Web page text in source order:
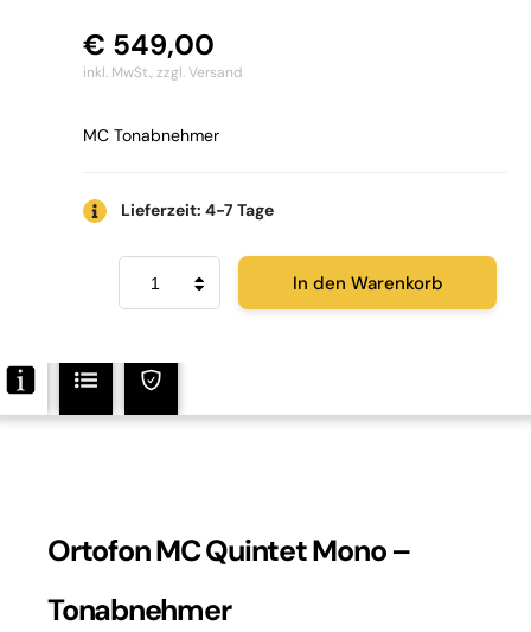
€ 549,00
inkl. MwSt.,zzgl. Versand
MC Tonabnehmer
Lieferzeit: 4-7 Tage
Ortofon
Quintet
In den Warenkorb
Ortofon MC Quintet Mono –
Tonabnehmer